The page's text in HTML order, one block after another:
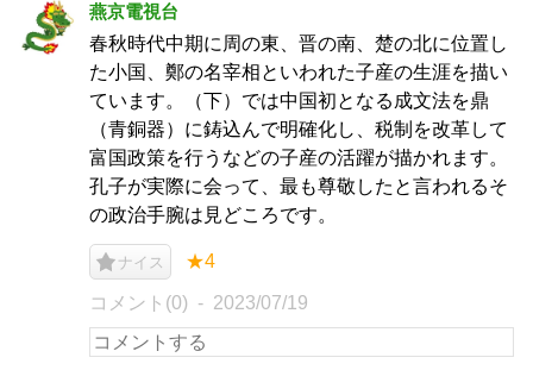
燕京電視台
春秋時代中期に周の東、晋の南、楚の北に位置し
た小国、鄭の名宰相といわれた子産の生涯を描い
ています。（下）では中国初となる成文法を鼎
（青銅器）に鋳込んで明確化し、税制を改革して
富国政策を行うなどの子産の活躍が描かれます。
孔子が実際に会って、最も尊敬したと言われるそ
の政治手腕は見どころです。
ナイス ★4
コメント(0) 2023/07/19